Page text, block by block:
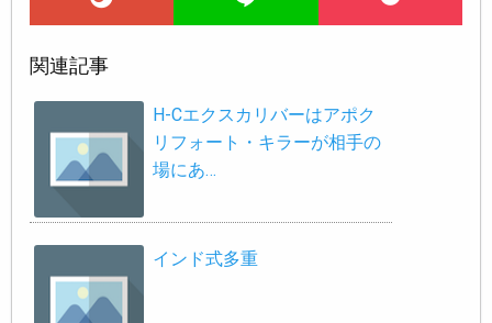
関連記事
H-Cエクスカリバーはアポク
リフォート・キラーが相手の
場にあ…
インド式多重